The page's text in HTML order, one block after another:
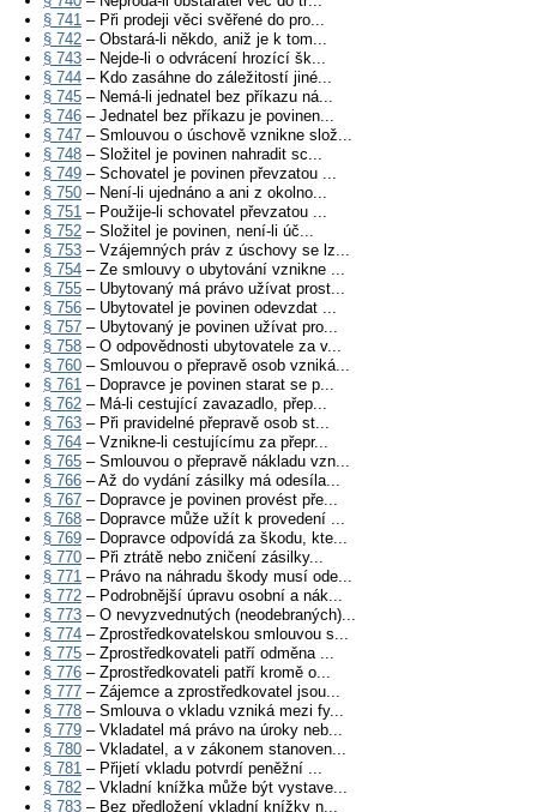
§ 741 – Při prodeji věci svěřené do pro...
§ 742 – Obstará-li někdo, aniž je k tom...
§ 743 – Nejde-li o odvrácení hrozící šk...
§ 744 – Kdo zasáhne do záležitostí jiné...
§ 745 – Nemá-li jednatel bez příkazu ná...
§ 746 – Jednatel bez příkazu je povinen...
§ 747 – Smlouvou o úschově vznikne slož...
§ 748 – Složitel je povinen nahradit sc...
§ 749 – Schovatel je povinen převzatou ...
§ 750 – Není-li ujednáno a ani z okolno...
§ 751 – Použije-li schovatel převzatou ...
§ 752 – Složitel je povinen, není-li úč...
§ 753 – Vzájemných práv z úschovy se lz...
§ 754 – Ze smlouvy o ubytování vznikne ...
§ 755 – Ubytovaný má právo užívat prost...
§ 756 – Ubytovatel je povinen odevzdat ...
§ 757 – Ubytovaný je povinen užívat pro...
§ 758 – O odpovědnosti ubytovatele za v...
§ 760 – Smlouvou o přepravě osob vzniká...
§ 761 – Dopravce je povinen starat se p...
§ 762 – Má-li cestující zavazadlo, přep...
§ 763 – Při pravidelné přepravě osob st...
§ 764 – Vznikne-li cestujícímu za přepr...
§ 765 – Smlouvou o přepravě nákladu vzn...
§ 766 – Až do vydání zásilky má odesíla...
§ 767 – Dopravce je povinen provést pře...
§ 768 – Dopravce může užít k provedení ...
§ 769 – Dopravce odpovídá za škodu, kte...
§ 770 – Při ztrátě nebo zničení zásilky...
§ 771 – Právo na náhradu škody musí ode...
§ 772 – Podrobnější úpravu osobní a nák...
§ 773 – O nevyzvednutých (neodebraných)...
§ 774 – Zprostředkovatelskou smlouvou s...
§ 775 – Zprostředkovateli patří odměna ...
§ 776 – Zprostředkovateli patří kromě o...
§ 777 – Zájemce a zprostředkovatel jsou...
§ 778 – Smlouva o vkladu vzniká mezi fy...
§ 779 – Vkladatel má právo na úroky neb...
§ 780 – Vkladatel, a v zákonem stanoven...
§ 781 – Přijetí vkladu potvrdí peněžní ...
§ 782 – Vkladní knížka může být vystave...
§ 783 – Bez předložení vkladní knížky n...